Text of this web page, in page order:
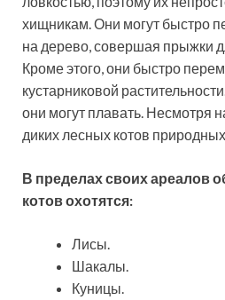
хищникам. Они могут быстро
на дерево, совершая прыжки
Кроме этого, они быстро
кустарниковой
они могут плавать. Несмотря
диких лесных котов
В пределах своих ареалов
котов охотятся:
Лисы.
Шакалы.
Куницы.